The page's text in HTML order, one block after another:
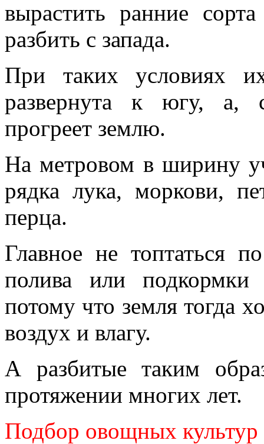
вырастить ранние
разбить с запада.
При таких условиях
развернута к югу, а,
прогреет землю.
На метровом в ширину
рядка лука, моркови,
перца.
Главное не топтаться
полива или
потому что земля тогда
воздух и влагу.
А разбитые таким
протяжении многих лет.
Подбор овощных культур